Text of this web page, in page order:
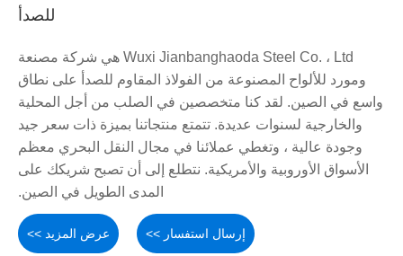
للصدأ
Wuxi Jianbanghaoda Steel Co. ، Ltd هي شركة مصنعة
ومورد للألواح المصنوعة من الفولاذ المقاوم للصدأ على نطاق
واسع في الصين. لقد كنا متخصصين في الصلب من أجل المحلية
والخارجية لسنوات عديدة. تتمتع منتجاتنا بميزة ذات سعر جيد
وجودة عالية ، وتغطي عملائنا في مجال النقل البحري معظم
الأسواق الأوروبية والأمريكية. نتطلع إلى أن تصبح شريكك على
المدى الطويل في الصين.
عرض المزيد >> إرسال استفسار >>